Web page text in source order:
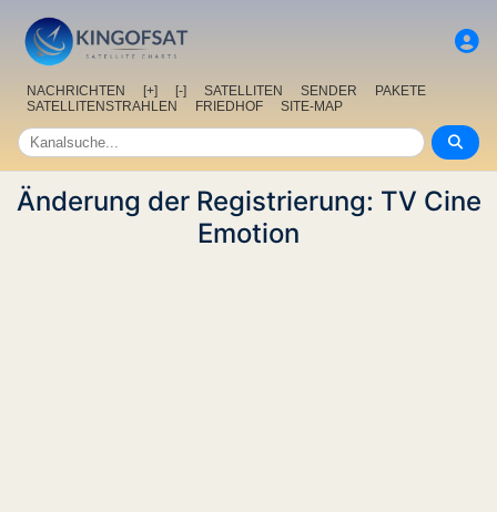
NACHRICHTEN [+] [-] SATELLITEN SENDER
PAKETE
SATELLITENSTRAHLEN
FRIEDHOF SITE-MAP
Änderung der Registrierung: TV Cine
Emotion